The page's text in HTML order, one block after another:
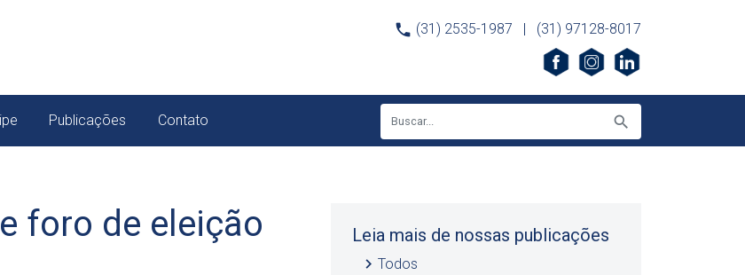
phone (31) 2535-1987 | (31) 97128-8017
Publicações Contato search
foro de eleição Leia mais de nossas publicações
keyboard_arrow_right Todos